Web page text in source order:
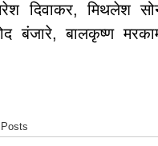
दिवाकर, मिथलेश
बंजारे, बालकृष्ण